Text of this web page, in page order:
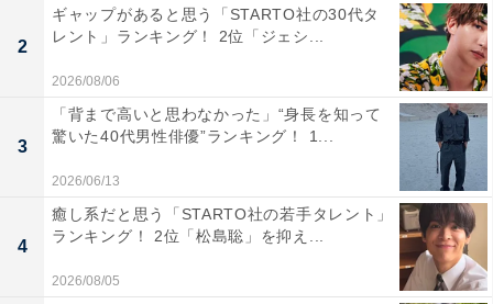
第2位：東京
2
ギャップがあると思う「STARTO社の30代タ
レント」ランキング！ 2位「ジェシ...
2026/08/06
3
「背まで高いと思わなかった」“身長を知って
驚いた40代男性俳優”ランキング！ 1...
2026/06/13
4
癒し系だと思う「STARTO社の若手タレント」
ランキング！ 2位「松島聡」を抑え...
2026/08/05